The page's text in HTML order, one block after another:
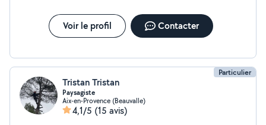
Voir le profil Contacter
Particulier
Tristan Tristan
Paysagiste
Aix-en-Provence (Beauvalle)
4,1/5 (15 avis)